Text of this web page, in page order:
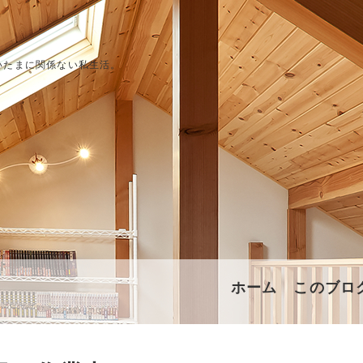
まに関係ない私生活。
ホーム このブロ